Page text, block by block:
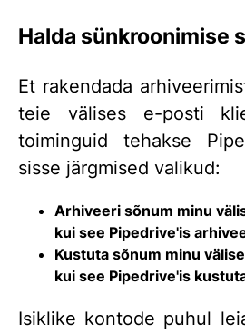
Halda sünkroonimise
Et rakendada
teie välises e-posti
toiminguid tehakse
sisse järgmised valikud:
Arhiveeri sõnum minu
kui see Pipedrive'is
Kustuta sõnum minu
kui see Pipedrive'is
Isiklike kontode puhul